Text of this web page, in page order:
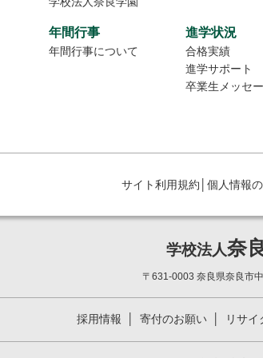
年間行事
年間行事について
進学状況
合格実績
進学サポート
卒業生メッセ
サイト利用規約 個人情報
学校法人奈
〒631-0003 奈良県奈良市
採用情報 寄付のお願い リサイ